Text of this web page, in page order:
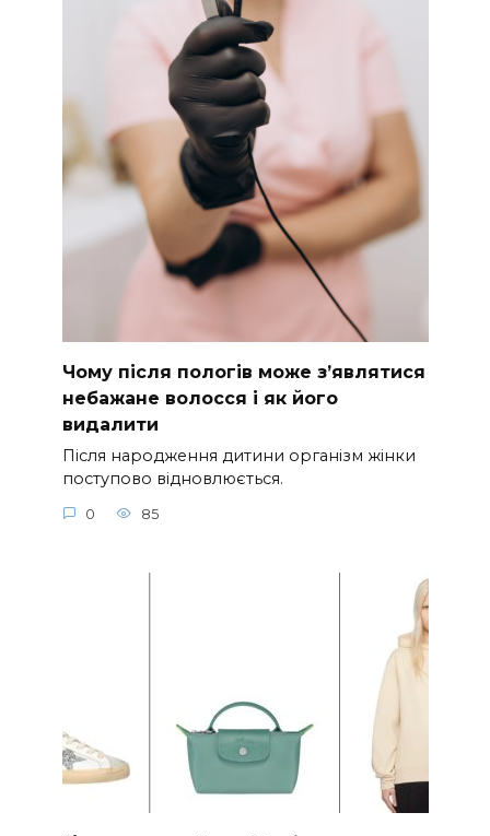
Чому після пологів може з’являтися
небажане волосся і як його
видалити
Після народження дитини організм жінки
поступово відновлюється.
0 85